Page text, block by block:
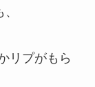
リプがもら